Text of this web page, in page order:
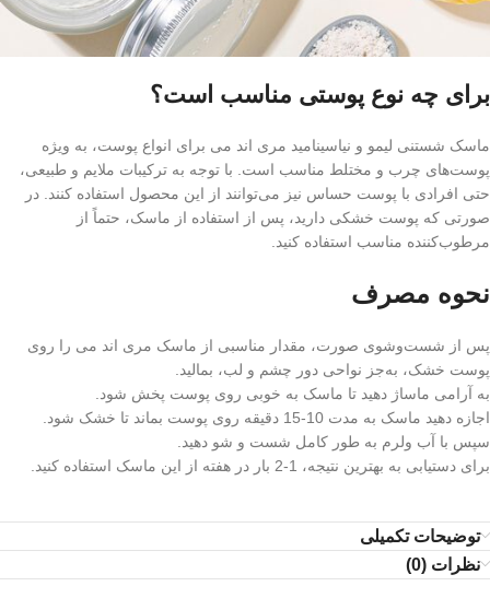
برای چه نوع پوستی مناسب است؟
ماسک شستنی لیمو و نیاسینامید مری اند می برای انواع پوست، به‌ ویژه
پوست‌های چرب و مختلط مناسب است. با توجه به ترکیبات ملایم و طبیعی،
حتی افرادی با پوست حساس نیز می‌توانند از این محصول استفاده کنند. در
صورتی که پوست خشکی دارید، پس از استفاده از ماسک، حتماً از
مرطوب‌کننده مناسب استفاده کنید.
نحوه مصرف
پس از شست‌وشوی صورت، مقدار مناسبی از ماسک مری اند می را روی
پوست خشک، به‌جز نواحی دور چشم و لب، بمالید.
به‌ آرامی ماساژ دهید تا ماسک به‌ خوبی روی پوست پخش شود.
اجازه دهید ماسک به مدت 10-15 دقیقه روی پوست بماند تا خشک شود.
سپس با آب ولرم به‌ طور کامل شست‌ و شو دهید.
برای دستیابی به بهترین نتیجه، 1-2 بار در هفته از این ماسک استفاده کنید.
توضیحات تکمیلی
نظرات (0)